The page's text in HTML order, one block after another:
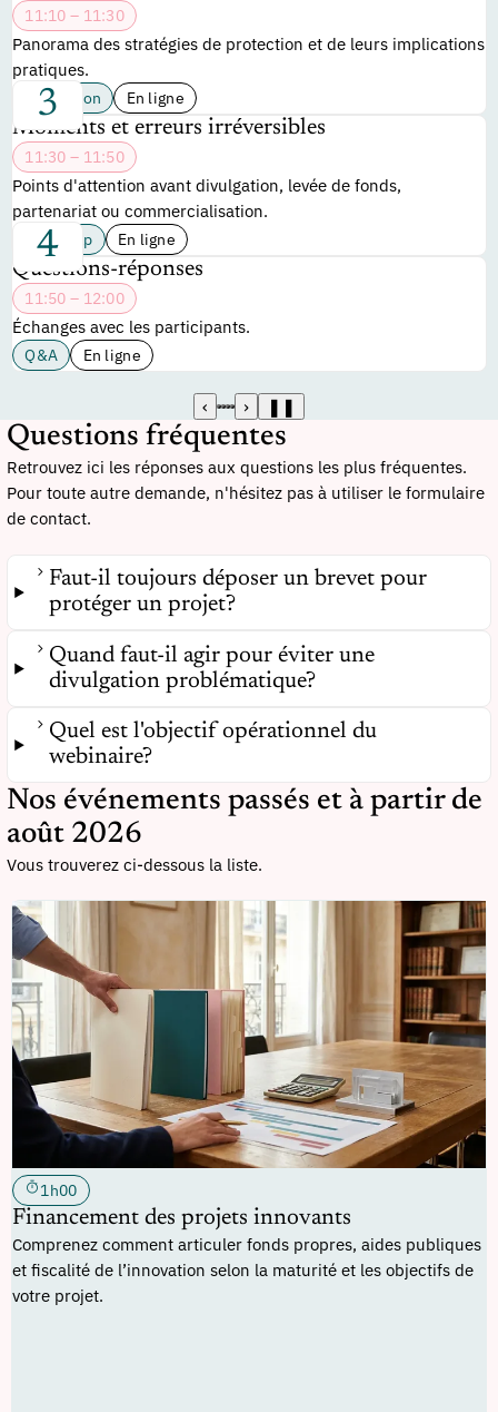
11:10 – 11:30
Panorama des stratégies de protection et de leurs implications
pratiques.
Protection En ligne
Moments et erreurs irréversibles
11:30 – 11:50
Points d'attention avant divulgation, levée de fonds,
partenariat ou commercialisation.
Roadmap En ligne
Questions-réponses
11:50 – 12:00
Échanges avec les participants.
Q&A En ligne
‹ › ❚❚
Questions fréquentes
Retrouvez ici les réponses aux questions les plus fréquentes.
Pour toute autre demande, n'hésitez pas à utiliser le formulaire
de contact.
Faut-il toujours déposer un brevet pour
protéger un projet?
Quand faut-il agir pour éviter une
divulgation problématique?
Quel est l'objectif opérationnel du
webinaire?
Nos événements passés et à partir de
août 2026
Vous trouverez ci-dessous la liste.
1h00
Financement des projets innovants
Comprenez comment articuler fonds propres, aides publiques
et fiscalité de l’innovation selon la maturité et les objectifs de
votre projet.